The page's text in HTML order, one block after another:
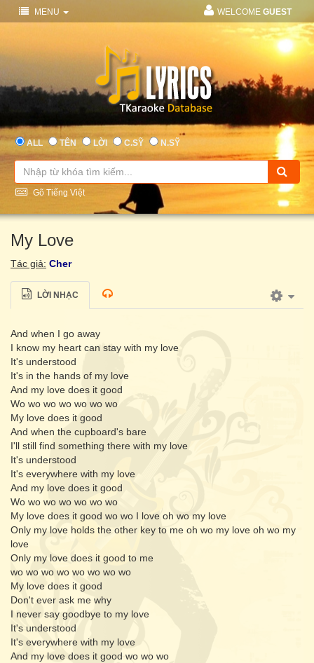
MENU WELCOME GUEST
ALL TÊN LỜI C.SỸ N.SỸ
Gõ Tiếng Việt
My Love
Tác giả: Cher
LỜI NHẠC
And when I go away
I know my heart can stay with my love
It's understood
It's in the hands of my love
And my love does it good
Wo wo wo wo wo wo wo
My love does it good
And when the cupboard's bare
I'll still find something there with my love
It's understood
It's everywhere with my love
And my love does it good
Wo wo wo wo wo wo wo
My love does it good wo wo I love oh wo my love
Only my love holds the other key to me oh wo my love oh wo my
love
Only my love does it good to me
wo wo wo wo wo wo wo wo
My love does it good
Don't ever ask me why
I never say goodbye to my love
It's understood
It's everywhere with my love
And my love does it good wo wo wo